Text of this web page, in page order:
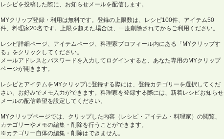
レシピを投稿した際に、お知らせメールを配信します。
MYクリップ登録・利用は無料です。登録の上限数は、レシピ100件、アイテム50
件、料理家20名です。上限を超えた場合は、一度削除されてからご利用ください。
レシピ詳細ページ、アイテムページ、料理家プロフィール内にある「MYクリップす
る」をクリックしてください。
メールアドレスとパスワードを入力してログインすると、あなた専用のMYクリップ
ページが開きます。
レシピとアイテムをMYクリップに登録する際には、登録カテゴリーを選択してくだ
さい。お好みでメモ入力ができます。料理家を登録する際には、新着レシピお知らせ
メールの配信希望を設定してください。
MYクリップページでは、クリップした内容（レシピ・アイテム・料理家）の閲覧、
カテゴリーやメモの編集・削除を行うことができます。
※カテゴリー自体の編集・削除はできません。